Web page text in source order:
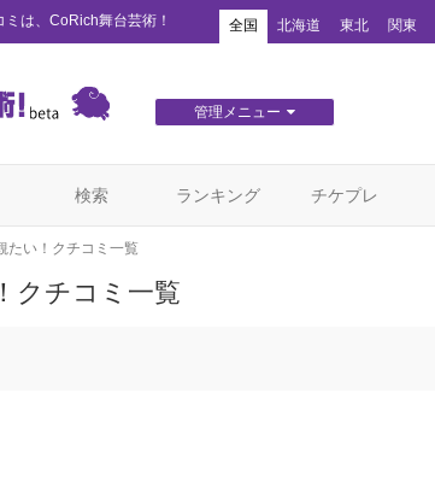
は、CoRich舞台芸術！ 全国 北海道 東北 関東
管理メニュー
検索 ランキング チケプレ
たい！クチコミ一覧
クチコミ一覧